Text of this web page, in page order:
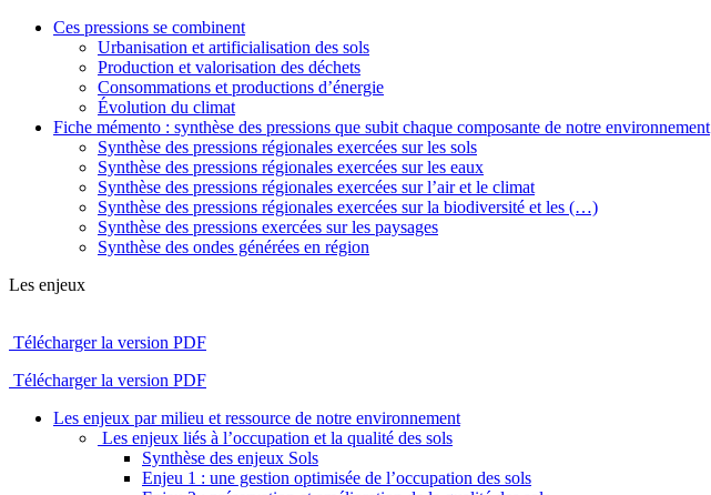
Ces pressions se combinent
Urbanisation et artificialisation des sols
Production et valorisation des déchets
Consommations et productions d’énergie
Évolution du climat
Fiche mémento : synthèse des pressions que subit chaque composante de notre environnement
Synthèse des pressions régionales exercées sur les sols
Synthèse des pressions régionales exercées sur les eaux
Synthèse des pressions régionales exercées sur l’air et le climat
Synthèse des pressions régionales exercées sur la biodiversité et les (…)
Synthèse des pressions exercées sur les paysages
Synthèse des ondes générées en région
Les enjeux
Télécharger la version PDF
Télécharger la version PDF
Les enjeux par milieu et ressource de notre environnement
Les enjeux liés à l’occupation et la qualité des sols
Synthèse des enjeux Sols
Enjeu 1 : une gestion optimisée de l’occupation des sols